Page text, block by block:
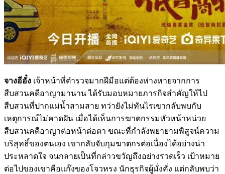
จางอีอั๋ง เจ้าหน้าที่ตำรวจมากฝีมือแต่ต้องห่างหายจากการ
สืบสวนคดีอาญามานาน ได้รับมอบหมายภารกิจสำคัญให้ไป
สืบสวนที่ปากแม่น้ำสามสาย ทว่ายังไม่ทันไรเขากลับพบกับ
เหตุการณ์ไม่คาดฝัน เมื่อได้เห็นการฆาตกรรมหัวหน้าหน่วย
สืบสวนคดีอาญาต่อหน้าต่อตา ขณะที่กำลังพยายามพิสูจน์ความ
บริสุทธิ์ของตนเอง เขากลับจับกุมฆาตกรต่อเนื่องได้อย่างน่า
ประหลาดใจ จนกลายเป็นที่กล่าวขวัญถึงอย่างรวดเร็ว เป้าหมาย
ต่อไปของเขาคือแก๊งของโจวหรง นักธุรกิจผู้มั่งคั่ง แต่กลับพบว่า